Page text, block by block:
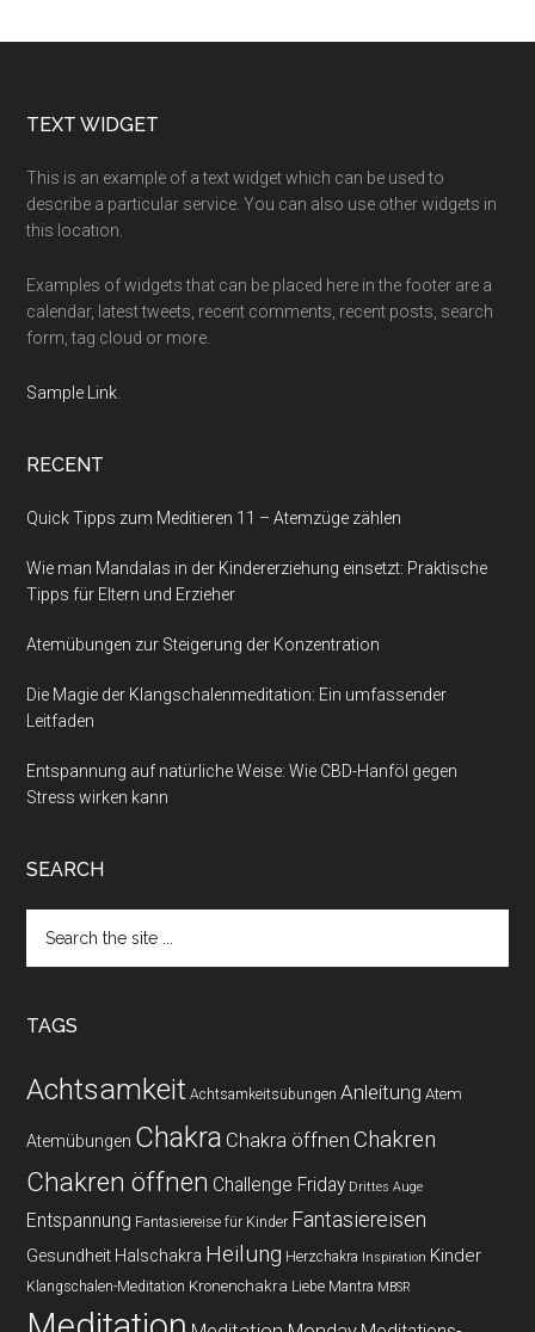
Footer
TEXT WIDGET
This is an example of a text widget which can be used to
describe a particular service. You can also use other widgets in
this location.
Examples of widgets that can be placed here in the footer are a
calendar, latest tweets, recent comments, recent posts, search
form, tag cloud or more.
Sample Link.
RECENT
Quick Tipps zum Meditieren 11 – Atemzüge zählen
Wie man Mandalas in der Kindererziehung einsetzt: Praktische
Tipps für Eltern und Erzieher
Atemübungen zur Steigerung der Konzentration
Die Magie der Klangschalenmeditation: Ein umfassender
Leitfaden
Entspannung auf natürliche Weise: Wie CBD-Hanföl gegen
Stress wirken kann
SEARCH
the
TAGS
Achtsamkeit Achtsamkeitsübungen Anleitung Atem
Atemübungen Chakra Chakra öffnen Chakren
Chakren öffnen Challenge Friday Drittes Auge
Entspannung Fantasiereise für Kinder Fantasiereisen
Gesundheit Halschakra Heilung Herzchakra Inspiration Kinder
Klangschalen-Meditation Kronenchakra Liebe Mantra MBSR